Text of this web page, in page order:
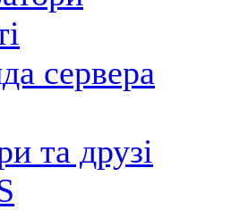
сервера
та друзі